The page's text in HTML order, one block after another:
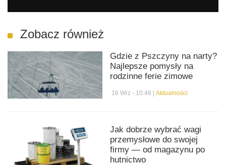
Zobacz również
Gdzie z Pszczyny na narty?
Najlepsze pomysły na
rodzinne ferie zimowe
16 Wrz - 10:46 |Aktualności
Jak dobrze wybrać wagi
przemysłowe do swojej
firmy — od magazynu po
hutnictwo